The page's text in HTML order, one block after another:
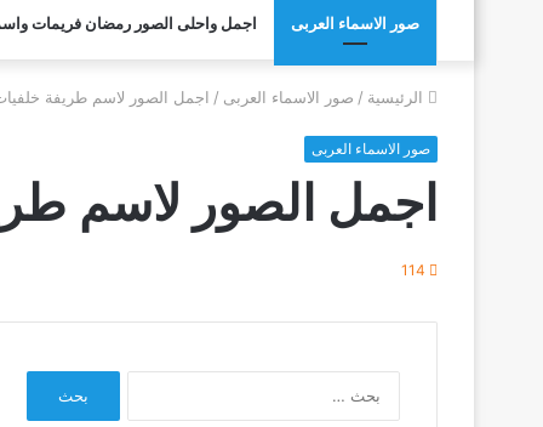
صور الاسماء العربى اجمل واحلى الصور رمضان فريمات
الرئيسية / صور الاسماء العربى / اجمل الصور لاسم طريفة
صور الاسماء العربى
اجمل الصور لاسم
114